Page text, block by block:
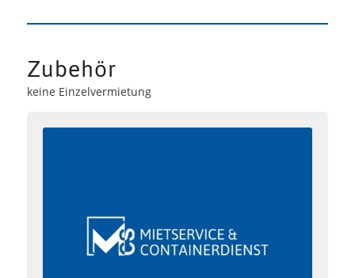
Zubehör
keine Einzelvermietung